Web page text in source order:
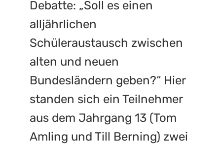
Debatte: „Soll es einen
alljährlichen
Schüleraustausch zwischen
alten und neuen
Bundesländern geben?“ Hier
standen sich ein Teilnehmer
aus dem Jahrgang 13 (Tom
Amling und Till Berning) zwei